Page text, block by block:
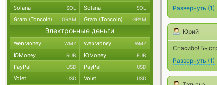
Развернуть (1)
Юрий
Спасибо!
Развернуть (1)
Solana SOL Solana SOL
Gram (Toncoin) GRAM Gram (Toncoin) GRAM
Электронные деньги
WebMoney WMZ WebMoney WMZ
ЮMoney RUB ЮMoney RUB
PayPal USD PayPal USD
Volet USD Volet USD